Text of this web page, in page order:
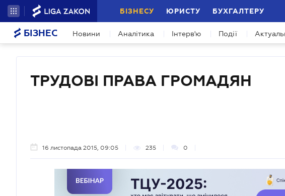
БІЗНЕСУ ЮРИСТУ БУХГАЛТЕРУ
БІЗНЕС Новини Аналітика Інтерв'ю Події
ТРУДОВІ ПРАВА ГРОМАДЯН
16 листопада 2015, 09:05 235 0